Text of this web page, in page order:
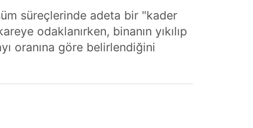
süreçlerinde adeta bir "kader
odaklanırken, binanın yıkılıp
oranına göre belirlendiğini